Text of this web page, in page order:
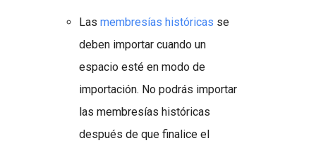
Las membresías históricas se
deben importar cuando un
espacio esté en modo de
importación. No podrás importar
las membresías históricas
después de que finalice el